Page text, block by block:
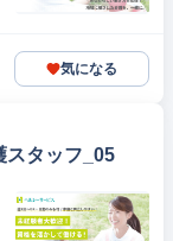
気になる
スタッフ_05